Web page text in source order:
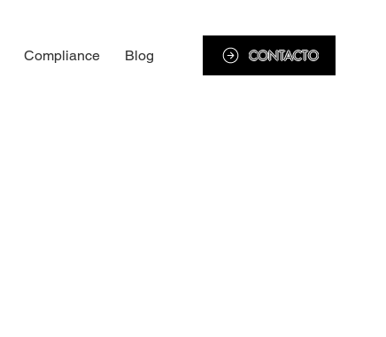
Compliance Blog CONTACTO